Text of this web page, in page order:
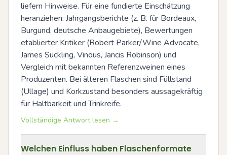
liefern Hinweise. Für eine fundierte Einschätzung
heranziehen: Jahrgangsberichte (z. B. für Bordeaux,
Burgund, deutsche Anbaugebiete), Bewertungen
etablierter Kritiker (Robert Parker/Wine Advocate,
James Suckling, Vinous, Jancis Robinson) und
Vergleich mit bekannten Referenzweinen eines
Produzenten. Bei älteren Flaschen sind Füllstand
(Ullage) und Korkzustand besonders aussagekräftig
für Haltbarkeit und Trinkreife.
Vollständige Antwort lesen →
Welchen Einfluss haben Flaschenformate